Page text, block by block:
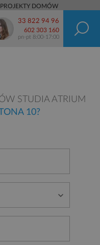
DOMÓW
33 822 94 96
602 303 160
pn-pt 8:00-17:00
STUDIA ATRIUM
10?